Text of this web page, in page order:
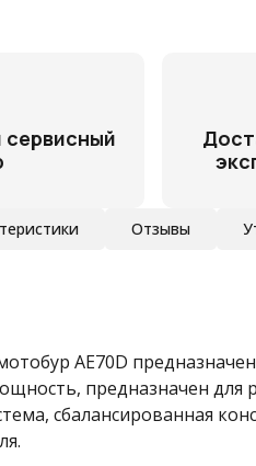
Отзывы
AE70D предназначен
предназначен
сбалансированная